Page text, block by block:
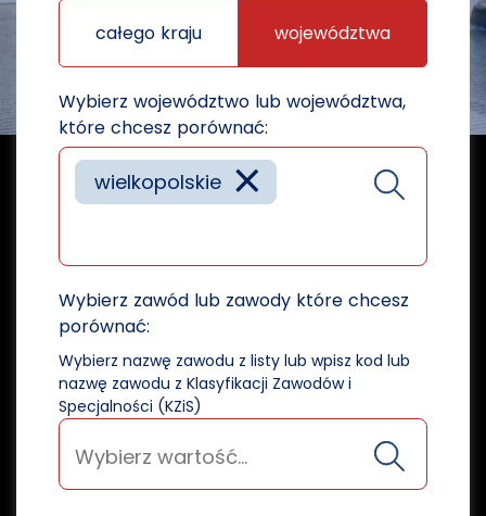
całego kraju województwa
Wybierz województwo lub województwa,
które chcesz porównać:
×
wielkopolskie
Wybierz zawód lub zawody które chcesz
porównać:
Wybierz nazwę zawodu z listy lub wpisz kod lub
nazwę zawodu z Klasyfikacji Zawodów i
Specjalności (KZiS)